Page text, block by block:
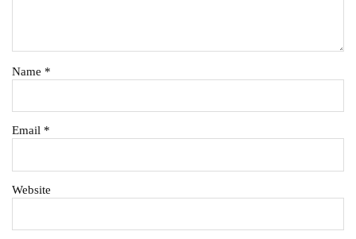
Name *
Email *
Website